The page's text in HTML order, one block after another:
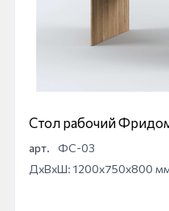
Стол рабочий
арт.
ФС-03
ДхВхШ: 1200x750x800